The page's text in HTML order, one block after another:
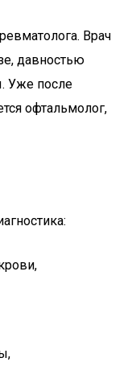
Врач
давностью
Уже после
офтальмолог,